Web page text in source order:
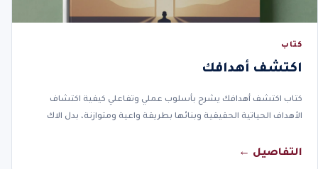
كتاب
اكتشف أهدافك
كتاب اكتشف أهدافك يشرح بأسلوب عملي وتفاعلي كيفية اكتشاف
الأهداف الحياتية الحقيقية وبنائها بطريقة واعية ومتوازنة، بدل الاك
التفاصيل ←